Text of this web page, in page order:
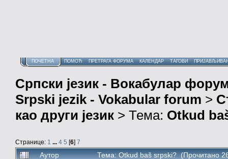
ПОЧЕТНА ПОМОЋ ПРЕТРАГА ФОРУМА КАЛЕНДАР ТАГОВИ
Српски језик - Вокабулар
Srpski jezik - Vokabular forum >
као други језик > Тема: Otkud
Странице: 1 ... 4 5 [6] 7
Аутор Тема: Otkud baš srpski? (Прочитано